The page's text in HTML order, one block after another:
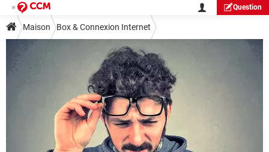
Question
Maison Box & Connexion Internet